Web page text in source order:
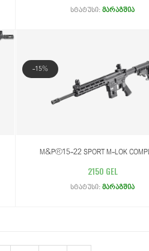
სტატუსი:მარაგშია
-15%
M&P®15-22 SPORT M-LOK
2150 GEL
სტატუსი:მარაგშია